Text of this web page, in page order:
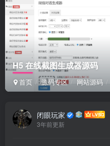
H5 在线截图生成器源码
首页 源码专区 网站源码
闭眼玩家
3年前更新